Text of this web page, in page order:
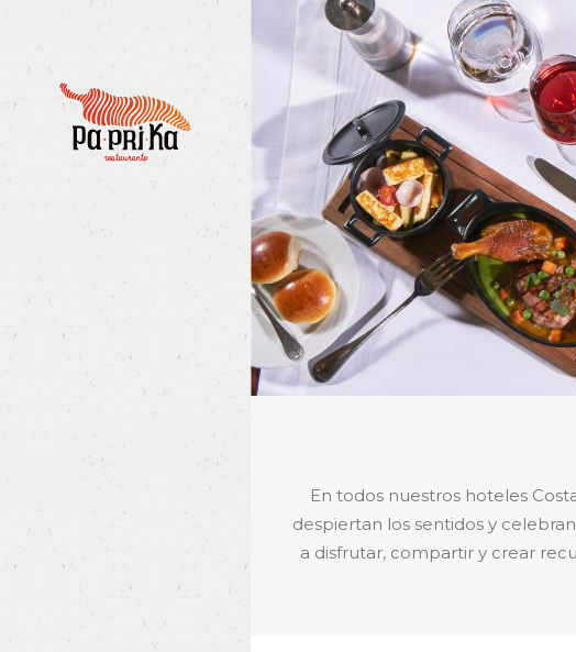
En todos nuestros hoteles
despiertan los sentidos y
a disfrutar, compartir y crear